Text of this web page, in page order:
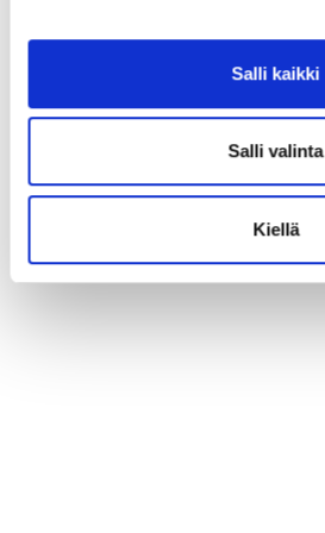
Salli kaikki
Salli valinta
Kiellä